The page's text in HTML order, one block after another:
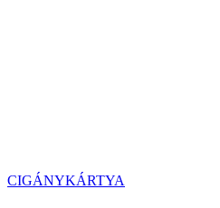
CIGÁNYKÁRTYA